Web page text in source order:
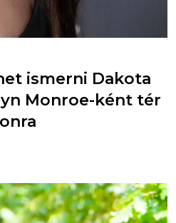
ismerni Dakota
Monroe-ként tér